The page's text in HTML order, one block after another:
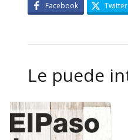
Facebook Twitter
Le puede